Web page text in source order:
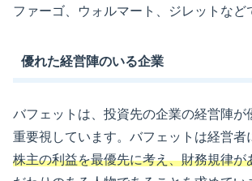
ファーゴ、ウォルマート、ジレットなど
優れた経営陣のいる企業
バフェットは、投資先の企業の経営陣が
重要視しています。バフェットは経営者
株主の利益を最優先に考え、財務規律が